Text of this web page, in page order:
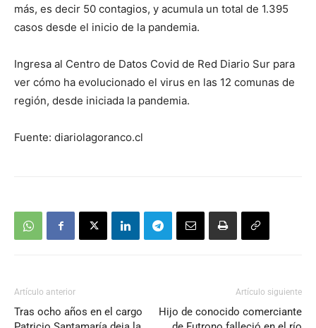
más, es decir 50 contagios, y acumula un total de 1.395
casos desde el inicio de la pandemia.
Ingresa al Centro de Datos Covid de Red Diario Sur para
ver cómo ha evolucionado el virus en las 12 comunas de
región, desde iniciada la pandemia.
Fuente: diariolagoranco.cl
Artículo anterior
Tras ocho años en el cargo
Artículo siguiente
Hijo de conocido comerciante